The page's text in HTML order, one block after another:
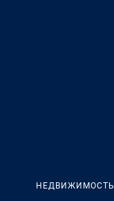
НЕДВИЖИМОСТЬ